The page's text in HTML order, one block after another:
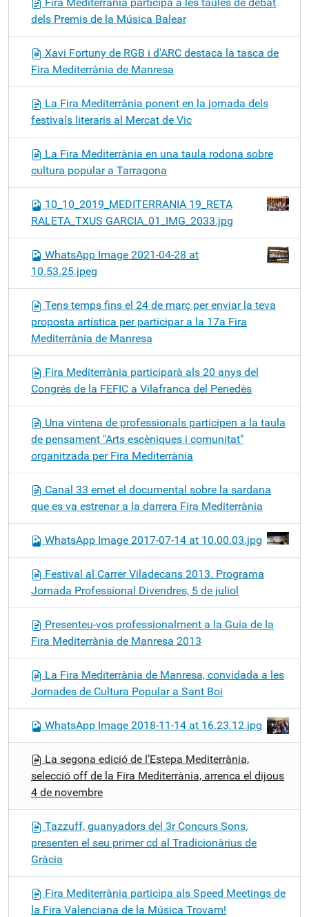
dels Premis de la Música Balear
Xavi Fortuny de RGB i d'ARC destaca la tasca de
Fira Mediterrània de Manresa
La Fira Mediterrània ponent en la jornada dels
festivals literaris al Mercat de Vic
La Fira Mediterrània en una taula rodona sobre
cultura popular a Tarragona
10_10_2019_MEDITERRANIA 19_RETA
RALETA_TXUS GARCIA_01_IMG_2033.jpg
WhatsApp Image 2021-04-28 at
10.53.25.jpeg
Tens temps fins el 24 de març per enviar la teva
proposta artística per participar a la 17a Fira
Mediterrània de Manresa
Fira Mediterrània participarà als 20 anys del
Congrés de la FEFIC a Vilafranca del Penedès
Una vintena de professionals participen a la taula
de pensament "Arts escèniques i comunitat"
organitzada per Fira Mediterrània
Canal 33 emet el documental sobre la sardana
que es va estrenar a la darrera Fira Mediterrània
WhatsApp Image 2017-07-14 at 10.00.03.jpg
Festival al Carrer Viladecans 2013. Programa
Jornada Professional Divendres, 5 de juliol
Presenteu-vos professionalment a la Guia de la
Fira Mediterrània de Manresa 2013
La Fira Mediterrània de Manresa, convidada a les
Jornades de Cultura Popular a Sant Boi
WhatsApp Image 2018-11-14 at 16.23.12.jpg
La segona edició de l’Estepa Mediterrània,
selecció off de la Fira Mediterrània, arrenca el dijous
4 de novembre
Tazzuff, guanyadors del 3r Concurs Sons,
presenten el seu primer cd al Tradicionàrius de
Gràcia
Fira Mediterrània participa als Speed Meetings de
la Fira Valenciana de la Música Trovam!